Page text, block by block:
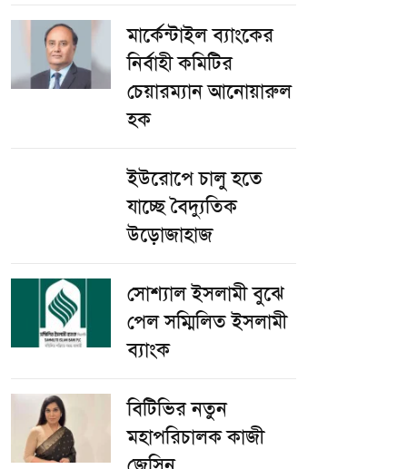
মার্কেন্টাইল ব্যাংকের
নির্বাহী কমিটির
চেয়ারম্যান আনোয়ারুল
হক
ইউরোপে চালু হতে
যাচ্ছে বৈদ্যুতিক
উড়োজাহাজ
সোশ্যাল ইসলামী বুঝে
পেল সম্মিলিত ইসলামী
ব্যাংক
বিটিভির নতুন
মহাপরিচালক কাজী